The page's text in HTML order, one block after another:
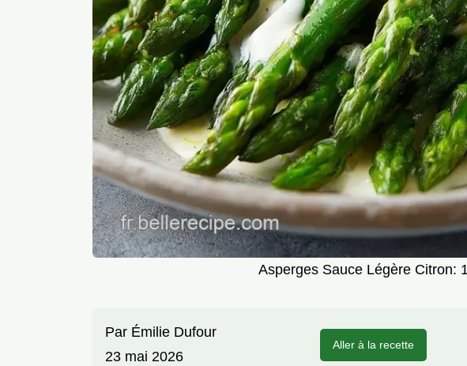
Asperges Sauce Légère Citron:
Par Émilie Dufour
23 mai 2026
Aller à la recette